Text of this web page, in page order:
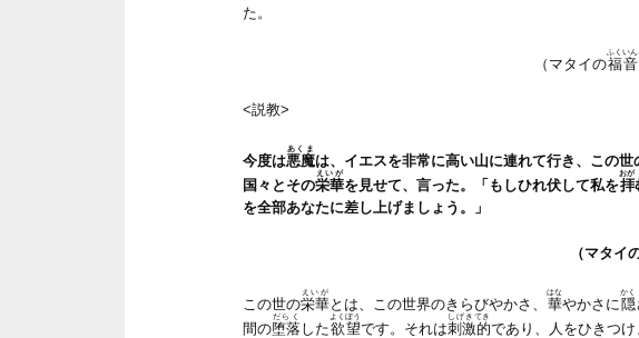
た。
（マタイの福
ふくいん
<説教>
今度は悪魔
あくま
は、イエスを非常に高い山に連れて行き、この世
国々とその栄華
えいが
を見せて、言った。「もしひれ伏して私を拝
おが
を全部あなたに差し上げましょう。」
（マタイ
この世の栄華
えいが
とは、この世界のきらびやかさ、 華
はな
やかさに 隠
かく
間の堕落
だらく
した欲望
よくぼう
です。それは刺激的
しげきてき
であり、人をひきつけ